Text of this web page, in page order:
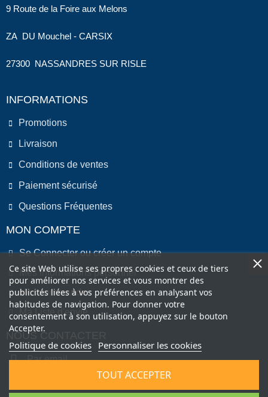
9 Route de la Foire aux Melons
ZA DU Mouchel - CARSIX
27300 NASSANDRES SUR RISLE
INFORMATIONS
Promotions
Livraison
Conditions de ventes
Paiement sécurisé
Questions Fréquentes
MON COMPTE
Se Connecter ou créer un compte
Mes informations personnel
Mes commandes
Ma Liste d'envie
NOUS CONTACTER
Par email
Ce site Web utilise ses propres cookies et ceux de tiers
pour améliorer nos services et vous montrer des
publicités liées à vos préférences en analysant vos
habitudes de navigation. Pour donner votre
consentement à son utilisation, appuyez sur le bouton
Accepter.
Politique de cookies Personnaliser les cookies
TOUT ACCEPTER